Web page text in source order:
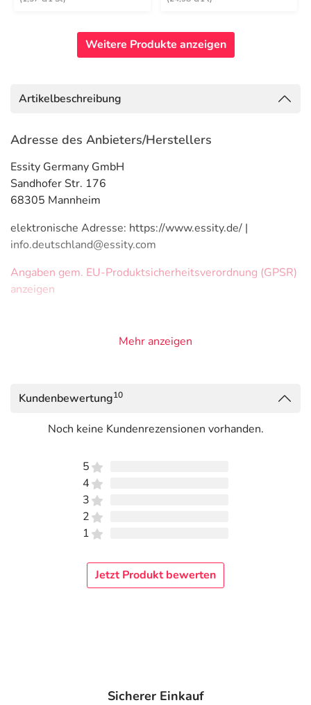
Weitere Produkte anzeigen
Artikelbeschreibung
Adresse des Anbieters/Herstellers
Essity Germany GmbH
Sandhofer Str. 176
68305 Mannheim
elektronische Adresse: https://www.essity.de/ |
info.deutschland@essity.com
Angaben gem. EU-Produktsicherheitsverordnung (GPSR)
anzeigen
Mehr anzeigen
Kundenbewertung10
Noch keine Kundenrezensionen vorhanden.
5
4
3
2
1
Jetzt Produkt bewerten
Sicherer Einkauf